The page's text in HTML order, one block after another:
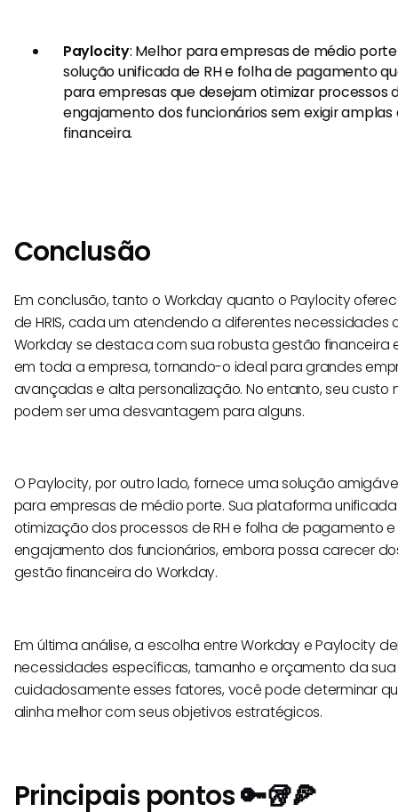
Paylocity: Melhor para empresas de médio
solução unificada de RH e folha de pagamento
para empresas que desejam otimizar processos
engajamento dos funcionários sem exigir
financeira.
Conclusão
Em conclusão, tanto o Workday quanto o Paylocity
de HRIS, cada um atendendo a diferentes necessidades
Workday se destaca com sua robusta gestão financeira
em toda a empresa, tornando-o ideal para grandes
avançadas e alta personalização. No entanto, seu custo
podem ser uma desvantagem para alguns.
O Paylocity, por outro lado, fornece uma solução
para empresas de médio porte. Sua plataforma
otimização dos processos de RH e folha de pagamento
engajamento dos funcionários, embora possa carecer
gestão financeira do Workday.
Em última análise, a escolha entre Workday e Paylocity
necessidades específicas, tamanho e orçamento da
cuidadosamente esses fatores, você pode determinar
alinha melhor com seus objetivos estratégicos.
Principais pontos 🔑🥡🍕